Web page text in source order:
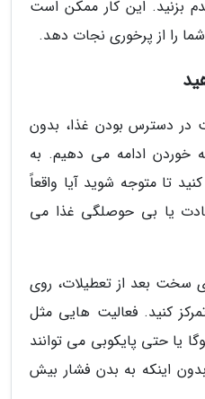
بزنید. این کار ممکن است
را از پرخوری نجات دهد.
در دسترس بودن غذا، بدون
خوردن ادامه می دهیم. به
تا متوجه شوید آیا واقعاً
یا بی حوصلگی غذا می
سخت بعد از تعطیلات، روی
کنید. فعالیت هایی مثل
یا حتی پایکوبی می توانند
اینکه به بدن فشار بیش